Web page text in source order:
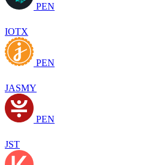
PEN
IOTX
PEN
JASMY
PEN
JST